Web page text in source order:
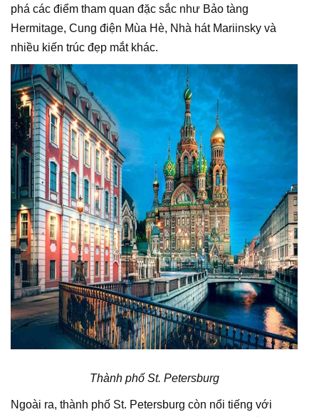
phá các điểm tham quan đặc sắc như Bảo tàng
Hermitage, Cung điện Mùa Hè, Nhà hát Mariinsky và
nhiều kiến trúc đẹp mắt khác.
Thành phố St. Petersburg
Ngoài ra, thành phố St. Petersburg còn nổi tiếng với